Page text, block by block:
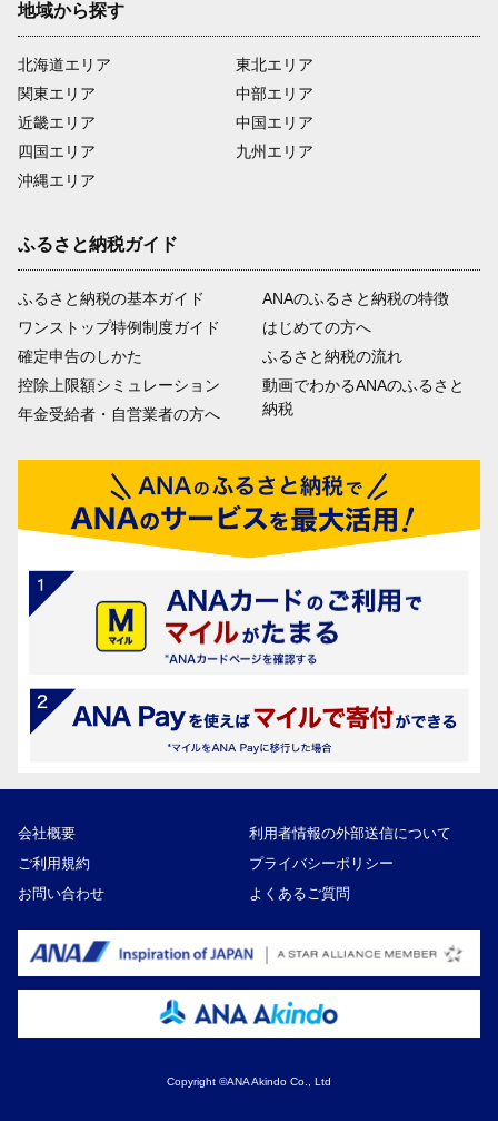
地域から探す
北海道エリア
関東エリア
近畿エリア
四国エリア
沖縄エリア
東北エリア
中部エリア
中国エリア
九州エリア
ふるさと納税ガイド
ふるさと納税の基本ガイド
ワンストップ特例制度ガイド
確定申告のしかた
控除上限額シミュレーション
年金受給者・自営業者の方へ
ANAのふるさと納税の特徴
はじめての方へ
ふるさと納税の流れ
動画でわかるANAのふるさと
納税
会社概要
利用者情報の外部送信について
ご利用規約
プライバシーポリシー
お問い合わせ
よくあるご質問
Copyright ©ANA Akindo Co., Ltd